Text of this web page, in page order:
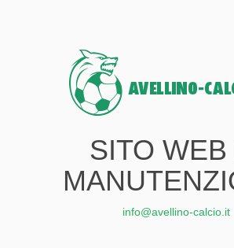
SITO WEB
info@avellino-calcio.it